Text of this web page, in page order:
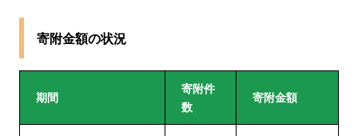
寄附金額の状況
期間
寄附件
数
寄附金額